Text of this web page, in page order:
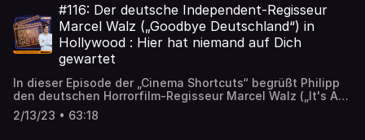
den er mal direkt, mal indirekt auf die deutschen Bühnen
bringt. „Cinema Shortcuts“, der Interview-Podcast der Kino
- und Streamingzeitschrift CINEMA mit Chefredakteur
Philipp Schulze. Fragen, Anregungen, Lob und Kritik gerne
an: podcast@cinema.de
#116: Der deutsche Independent-Regisseur
Marcel Walz („Goodbye Deutschland“) in
Hollywood : Hier hat niemand auf Dich
gewartet
In dieser Episode der „Cinema Shortcuts“ begrüßt Philipp
den deutschen Horrorfilm-Regisseur Marcel Walz („It's A
Wrap“). Mit Marcel spricht Philipp u.a. darüber, wie schwer
es ist, sich in Los Angeles als Filmemacher über Wasser zu
2/13/23 • 63:18